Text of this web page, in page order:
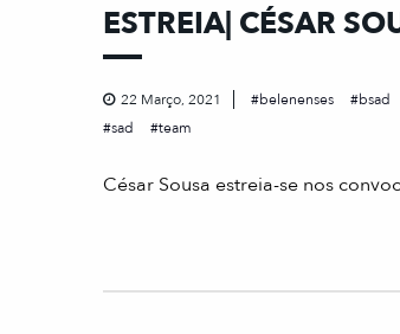
ESTREIA| CÉSAR
22 Março, 2021 belenenses bsad
sad
team
César Sousa estreia-se nos